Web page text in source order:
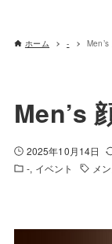
ホーム -
Men’s
2025年10月14日
- イベント メ